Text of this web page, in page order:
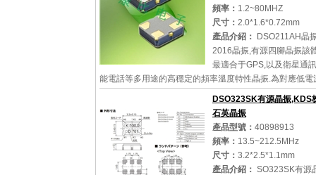
查看大圖
頻率： 1.2~80MHZ
尺寸： 2.0*1.6*0.72mm
產品介紹：
DSO211AH晶
2016晶振,有源四腳晶振該
最適合于GPS,以及衛星通
能電話等多用途的高穩定的頻率溫度特性晶振.為對應低電
產品.(DC+1.8V0.1Vto+2.9V0.1V對應IC可能)高度：最高
積：...
詳細參數 查看大圖
DSO323SK有源晶振,KDS
石英晶振
產品型號： 40898913
頻率： 13.5~212.5MHz
尺寸： 3.2*2.5*1.1mm
產品介紹： SO323SK有源